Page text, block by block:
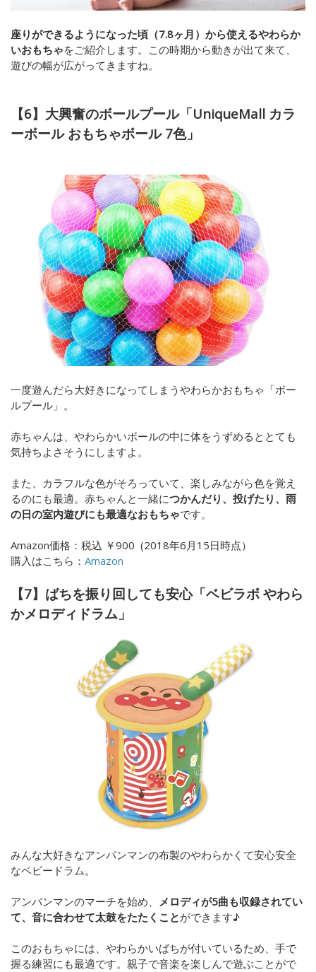
座りができるようになった頃（7.8ヶ月）から使えるやわらか
いおもちゃをご紹介します。この時期から動きが出て来て、
遊びの幅が広がってきますね。
【6】大興奮のボールプール「UniqueMall カラ
ーボール おもちゃボール 7色」
一度遊んだら大好きになってしまうやわらかおもちゃ「ボー
ルプール」。
赤ちゃんは、やわらかいボールの中に体をうずめるととても
気持ちよさそうにしますよ。
また、カラフルな色がそろっていて、楽しみながら色を覚え
るのにも最適。赤ちゃんと一緒につかんだり、投げたり、雨
の日の室内遊びにも最適なおもちゃです。
Amazon価格： 税込 ￥900 (2018年6月15日時点）
購入はこちら： Amazon
【7】ばちを振り回しても安心「ベビラボ やわら
かメロディドラム」
みんな大好きなアンパンマンの布製のやわらかくて安心安全
なベビードラム。
アンパンマンのマーチを始め、 メロディが5曲も収録されてい
て、音に合わせて太鼓をたたくことができます♪
このおもちゃには、やわらかいばちが付いているため、手で
握る練習にも最適です。親子で音楽を楽しんで遊ぶことがで